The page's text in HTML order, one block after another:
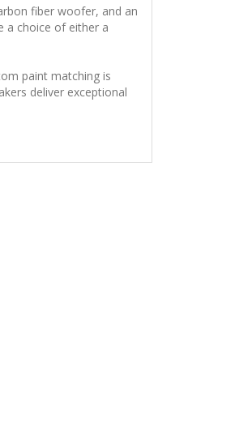
fiber woofer, and an
a choice of either a
paint matching is
deliver exceptional